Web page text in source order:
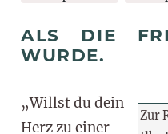
ALS DIE
WURDE.
Zur
„Willst du dein
Herz zu einer